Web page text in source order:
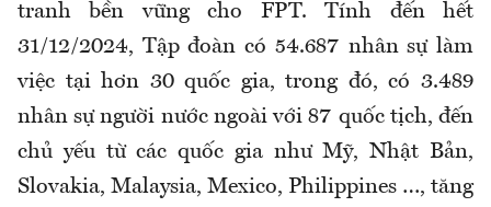
tranh bền vững cho FPT. Tính đến hết
31/12/2024, Tập đoàn có 54.687 nhân sự làm
việc tại hơn 30 quốc gia, trong đó, có 3.489
nhân sự người nước ngoài với 87 quốc tịch, đến
chủ yếu từ các quốc gia như Mỹ, Nhật Bản,
Slovakia, Malaysia, Mexico, Philippines …, tăng